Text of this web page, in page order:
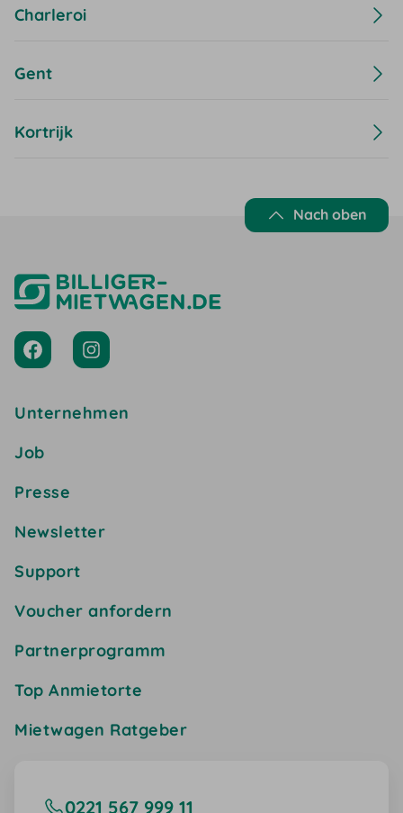
Charleroi
Gent
Kortrijk
Nach oben
Unternehmen
Job
Presse
Newsletter
Support
Voucher anfordern
Partnerprogramm
Top Anmietorte
Mietwagen Ratgeber
0221 567 999 11